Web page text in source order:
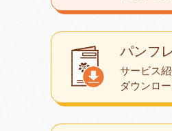
パンフ
サービス
ダウンロ